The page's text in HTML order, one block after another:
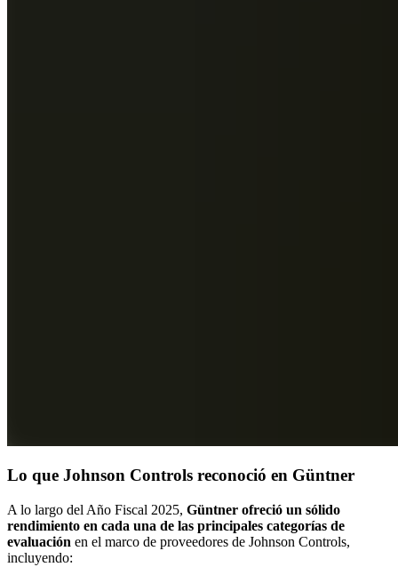
Lo que Johnson Controls reconoció en Güntner
A lo largo del Año Fiscal 2025, Güntner ofreció un sólido
rendimiento en cada una de las principales categorías de
evaluación en el marco de proveedores de Johnson Controls,
incluyendo: